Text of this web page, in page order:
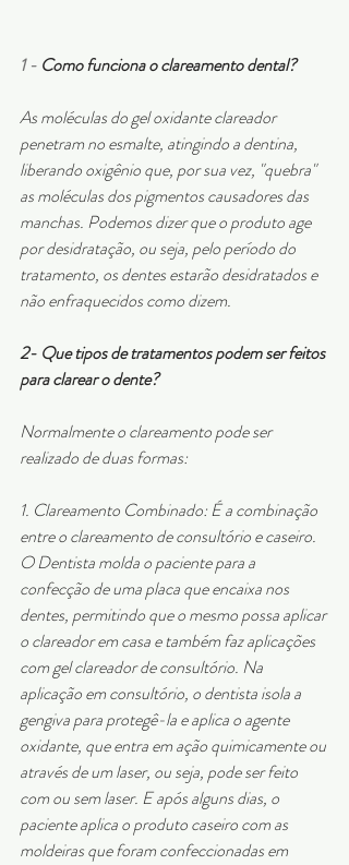
1 - Como funciona o clareamento dental?
As moléculas do gel oxidante clareador
penetram no esmalte, atingindo a dentina,
liberando oxigênio que, por sua vez, "quebra"
as moléculas dos pigmentos causadores das
manchas. Podemos dizer que o produto age
por desidratação, ou seja, pelo período do
tratamento, os dentes estarão desidratados e
não enfraquecidos como dizem.
2- Que tipos de tratamentos podem ser feitos
para clarear o dente?
Normalmente o clareamento pode ser
realizado de duas formas:
1. Clareamento Combinado: É a combinação
entre o clareamento de consultório e caseiro.
O Dentista molda o paciente para a
confecção de uma placa que encaixa nos
dentes, permitindo que o mesmo possa aplicar
o clareador em casa e também faz aplicações
com gel clareador de consultório. Na
aplicação em consultório, o dentista isola a
gengiva para protegê-la e aplica o agente
oxidante, que entra em ação quimicamente ou
através de um laser, ou seja, pode ser feito
com ou sem laser. E após alguns dias, o
paciente aplica o produto caseiro com as
moldeiras que foram confeccionadas em